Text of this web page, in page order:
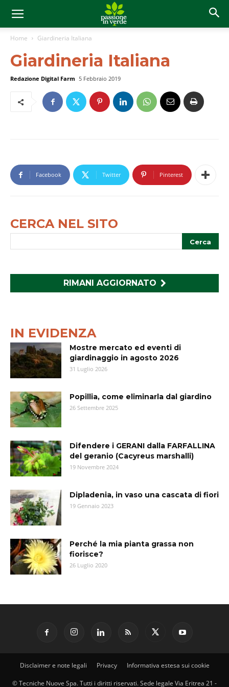
Home Giardineria Italiana
Giardineria Italiana
Redazione Digital Farm 5 Febbraio 2019
Facebook Twitter Pinterest
CERCA NEL SITO
RIMANI AGGIORNATO
IN EVIDENZA
Mostre mercato ed eventi di
giardinaggio in agosto 2026
31 Luglio 2026
Popillia, come eliminarla dal giardino
26 Settembre 2025
Difendere i GERANI dalla FARFALLINA
del geranio (Cacyreus marshalli)
19 Novembre 2024
Dipladenia, in vaso una cascata di fiori
19 Gennaio 2023
Perché la mia pianta grassa non
fiorisce?
26 Luglio 2020
Disclaimer e note legali Privacy Informativa estesa sui cookie
© Tecniche Nuove Spa. Tutti i diritti riservati. Sede legale Via Eritrea 21 -